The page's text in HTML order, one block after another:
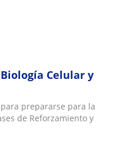
Celular y
prepararse para la
de Reforzamiento y